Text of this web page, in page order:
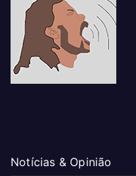
Notícias & Opinião